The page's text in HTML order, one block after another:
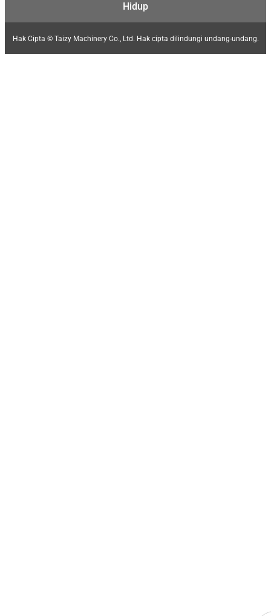
Hidup
Hak Cipta © Taizy Machinery Co., Ltd. Hak cipta dilindungi undang-undang.